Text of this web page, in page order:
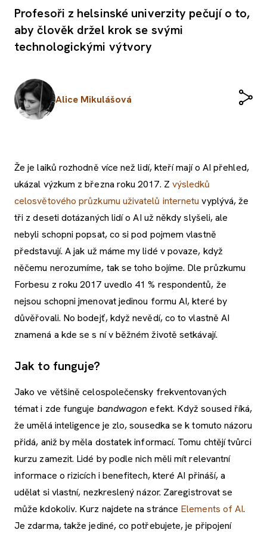
Profesoři z helsinské univerzity pečují o to,
aby člověk držel krok se svými
technologickými výtvory
Alice Mikulášová
Že je laiků rozhodně více než lidí, kteří mají o AI přehled,
ukázal výzkum z března roku 2017. Z výsledků
celosvětového průzkumu uživatelů internetu vyplývá, že
tři z deseti dotázaných lidí o AI už někdy slyšeli, ale
nebyli schopni popsat, co si pod pojmem vlastně
představují. A jak už máme my lidé v povaze, když
něčemu nerozumíme, tak se toho bojíme. Dle průzkumu
Forbesu z roku 2017 uvedlo 41 % respondentů, že
nejsou schopni jmenovat jedinou formu AI, které by
důvěřovali. No bodejť, když nevědí, co to vlastně AI
znamená a kde se s ní v běžném životě setkávají.
Jak to funguje?
Jako ve většině celospolečensky frekventovaných
témat i zde funguje bandwagonefekt. Když soused říká,
že umělá inteligence je zlo, sousedka se k tomuto názoru
přidá, aniž by měla dostatek informací. Tomu chtějí tvůrci
kurzu zamezit. Lidé by podle nich měli mít relevantní
informace o rizicích i benefitech, které AI přináší, a
udělat si vlastní, nezkreslený názor. Zaregistrovat se
může kdokoliv. Kurz najdete na stránce Elements of AI.
Je zdarma, takže jediné, co potřebujete, je připojení